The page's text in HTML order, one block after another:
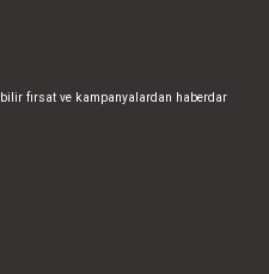
fırsat ve kampanyalardan haberdar